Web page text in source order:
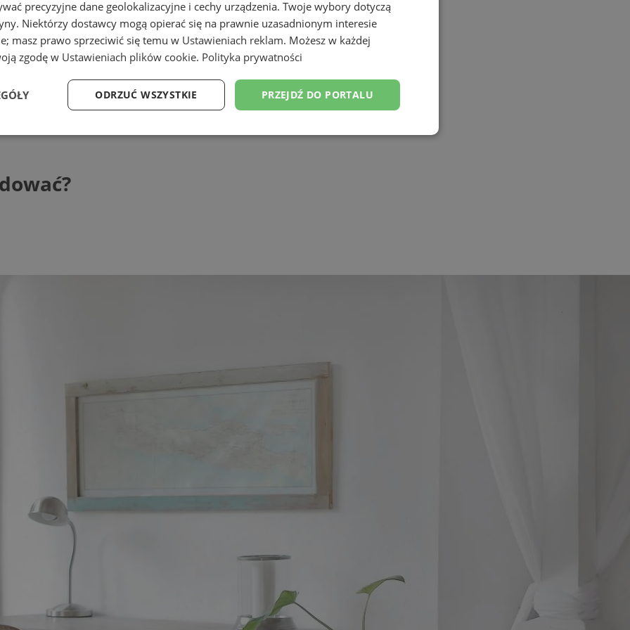
precyzyjne dane geolokalizacyjne i cechy urządzenia. Twoje wybory dotyczą
Niektórzy dostawcy mogą opierać się na prawnie uzasadnionym interesie
masz prawo sprzeciwić się temu w Ustawieniach reklam. Możesz w każdej
zgodę w Ustawieniach plików cookie. Polityka prywatności
PRZEJDŹ DO PORTALU
ODRZUĆ WSZYSTKIE
Wydajność Targetowanie Funkcjonalność Niesklasyfikowane
Bez niezbędnych plików cookie nie można prawidłowo korzystać ze strony internetowej.
.tiktok.com 1 tydzień 3 dni
Ten plik cookie jest używany do celów
Cloudflare Inc.
.twitter.com
29 minut 59
Ten plik cookie służy do rozróżniania ludzi i botów.
Jest to korzystne dla strony internetowej, ponieważ
YouTube
.youtube.com
zgody użytkownika i wyboru prywatności dla ich
preferencje zostaną uhonorowane w przyszłych
Ten plik cookie jest używany przez usługę Cookie-
Polityce prywatności Google